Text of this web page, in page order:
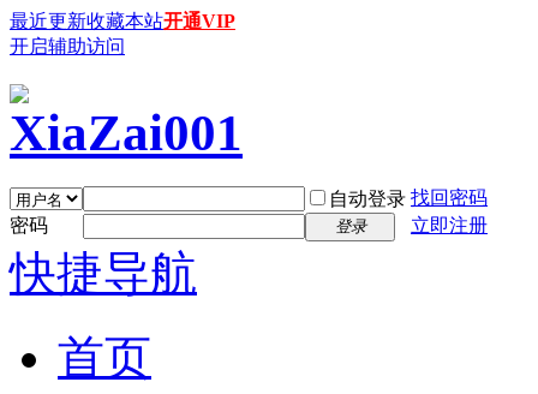
最近更新收藏本站开通VIP
开启辅助访问
自动登录 找回密码
密码
登录 立即注册
快捷导航
首页